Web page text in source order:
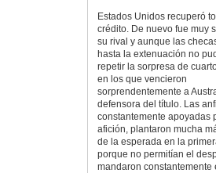
Estados Unidos recuperó
crédito. De nuevo fue muy
su rival y aunque las
hasta la extenuación no
repetir la sorpresa de
en los que vencieron
sorprendentemente a
defensora del título. Las
constantemente apoyadas
afición, plantaron mucha
de la esperada en la
porque no permitían el
mandaron constantemente